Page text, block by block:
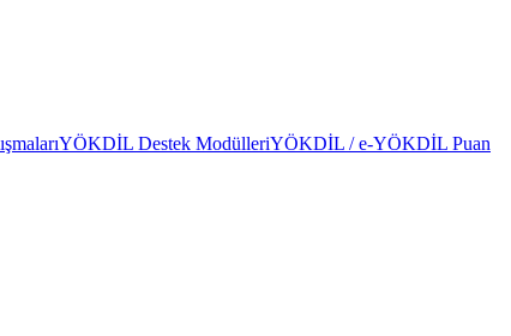
YÖKDİL Destek ModülleriYÖKDİL / e-YÖKDİL Puan